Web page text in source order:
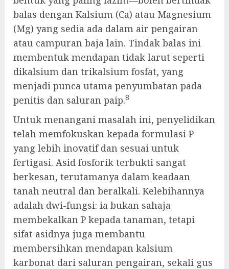
balas dengan Kalsium (Ca) atau Magnesium
(Mg) yang sedia ada dalam air pengairan
atau campuran baja lain. Tindak balas ini
membentuk mendapan tidak larut seperti
dikalsium dan trikalsium fosfat, yang
menjadi punca utama penyumbatan pada
penitis dan saluran paip.8
Untuk menangani masalah ini, penyelidikan
telah memfokuskan kepada formulasi P
yang lebih inovatif dan sesuai untuk
fertigasi. Asid fosforik terbukti sangat
berkesan, terutamanya dalam keadaan
tanah neutral dan beralkali. Kelebihannya
adalah dwi-fungsi: ia bukan sahaja
membekalkan P kepada tanaman, tetapi
sifat asidnya juga membantu
membersihkan mendapan kalsium
karbonat dari saluran pengairan, sekali gus